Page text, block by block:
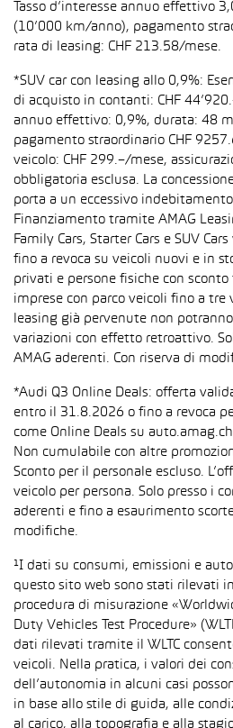
Tasso d’interesse annuo effettivo
(10’000 km/anno), pagamento
rata di leasing: CHF 213.58/mese.
*SUV car con leasing allo 0,9%:
di acquisto in contanti: CHF
annuo effettivo: 0,9%, durata: 48
pagamento straordinario CHF
veicolo: CHF 299.–/mese,
obbligatoria esclusa. La
porta a un eccessivo
Finanziamento tramite AMAG
Family Cars, Starter Cars e SUV
fino a revoca su veicoli nuovi e in
privati e persone fisiche con
imprese con parco veicoli fino a tre
leasing già pervenute non
variazioni con effetto retroattivo.
AMAG aderenti. Con riserva di
*Audi Q3 Online Deals: offerta
entro il 31.8.2026 o fino a revoca
come Online Deals su
Non cumulabile con altre
Sconto per il personale escluso.
veicolo per persona. Solo presso i
aderenti e fino a esaurimento
modifiche.
¹I dati su consumi, emissioni e
questo sito web sono stati rilevati
procedura di misurazione
Duty Vehicles Test Procedure»
dati rilevati tramite il WLTC
veicoli. Nella pratica, i valori dei
dell’autonomia in alcuni casi
in base allo stile di guida, alle
al carico, alla topografia e alla